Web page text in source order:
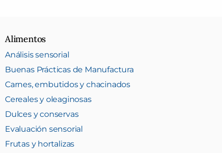
Alimentos
Análisis sensorial
Buenas Prácticas de Manufactura
Carnes, embutidos y chacinados
Cereales y oleaginosas
Dulces y conservas
Evaluación sensorial
Frutas y hortalizas